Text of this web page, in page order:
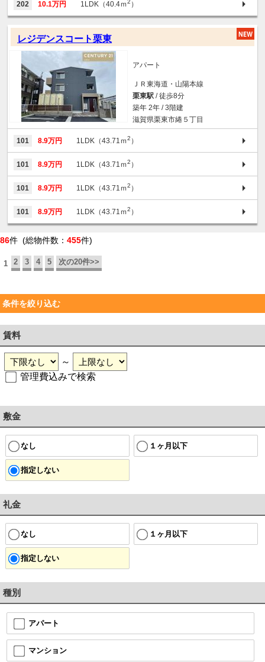
202 10.1万円 1LDK（40.4ｍ2 ）
レジデンスコート栗東
アパート
ＪＲ東海道・山陽本線
栗東駅 / 徒歩8分
築年 2年 / 3階建
滋賀県栗東市綣５丁目
101 8.9万円 1LDK（43.71ｍ2 ）
101 8.9万円 1LDK（43.71ｍ2 ）
101 8.9万円 1LDK（43.71ｍ2 ）
101 8.9万円 1LDK（43.71ｍ2 ）
86件 (総物件数： 455件)
1 2 3 4 5 次の20件>>
条件を絞り込む
賃料
～
管理費込みで検索
敷金
なし １ヶ月以下
指定しない
礼金
なし １ヶ月以下
指定しない
種別
アパート
マンション